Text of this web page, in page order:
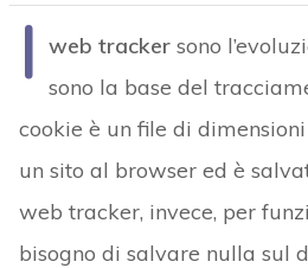
I web trackersono
sono la base del
cookie è un file di
un sito al browser ed è
web tracker, invece, per
bisogno di salvare nulla sul